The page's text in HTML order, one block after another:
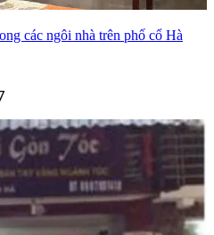
các ngôi nhà trên phố cổ Hà